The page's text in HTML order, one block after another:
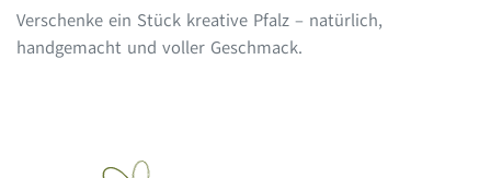
Verschenke ein Stück kreative Pfalz – natürlich,
handgemacht und voller Geschmack.